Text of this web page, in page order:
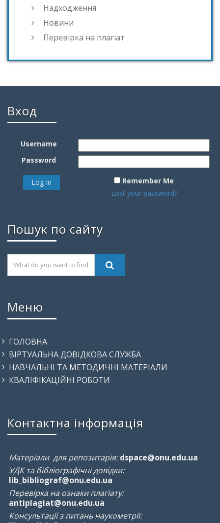
Надходження
Новини
Перевірка на плагіат
Вход
Username
Password
Remember Me
Lost your password?
Пошук по сайту
Меню
ГОЛОВНА
ВІРТУАЛЬНА ДОВІДКОВА СЛУЖБА
НАВЧАЛЬНІ ТА МЕТОДИЧНІ МАТЕРІАЛИ
КВАЛІФІКАЦІЙНІ РОБОТИ
Контактна інформація
Матеріали для репозитарія: dspace@onu.edu.ua
УДК та бібліографічні довідки:
lib_bibliograf@onu.edu.ua
Перевірка на ознаки плагіату:
antiplagiat@onu.edu.ua
Консультації з питань наукометрії: